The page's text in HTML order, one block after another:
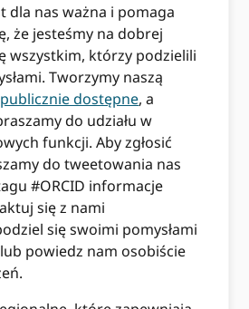
dla nas ważna i pomaga
że jesteśmy na dobrej
wszystkim, którzy podzielili
Tworzymy naszą
publicznie dostępne, a
do udziału w
funkcji. Aby zgłosić
do tweetowania nas
#ORCID informacje
się z nami
się swoimi pomysłami
powiedz nam osobiście